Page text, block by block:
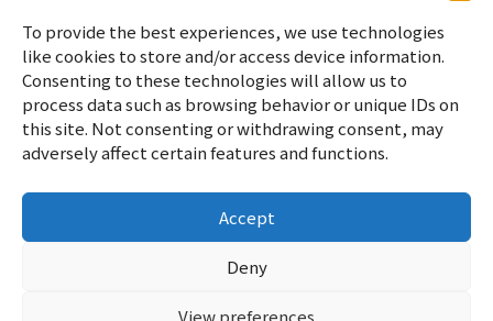
To provide the best experiences, we use technologies
like cookies to store and/or access device information.
Consenting to these technologies will allow us to
process data such as browsing behavior or unique IDs on
this site. Not consenting or withdrawing consent, may
adversely affect certain features and functions.
Accept
Deny
View preferences
WordPress
問い合わせ